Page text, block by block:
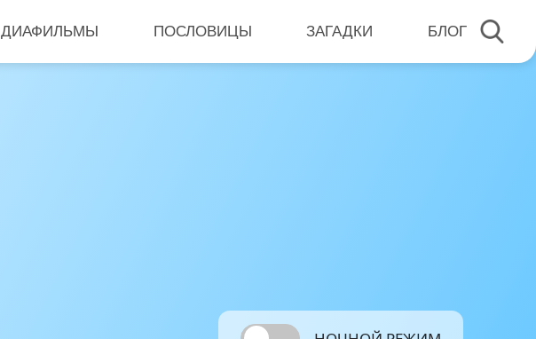
ДИАФИЛЬМЫ ПОСЛОВИЦЫ ЗАГАДКИ БЛОГ